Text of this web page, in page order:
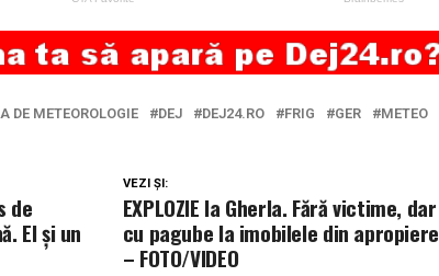
DE METEOROLOGIE DEJ DEJ24.RO FRIG GER
METEO
VEZI ȘI:
EXPLOZIE la Gherla. Fără victime, dar
cu pagube la imobilele din apropiere
– FOTO/VIDEO
de
El și un